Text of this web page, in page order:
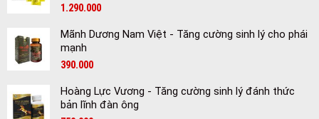
1.290.000
Mãnh Dương Nam Việt - Tăng cường sinh lý cho phái
mạnh
390.000
Hoàng Lực Vương - Tăng cường sinh lý đánh thức
bản lĩnh đàn ông